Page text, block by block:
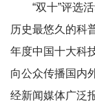
“双十”评选
历史最悠久的科
年度中国十大科
向公众传播国内
经新闻媒体广泛